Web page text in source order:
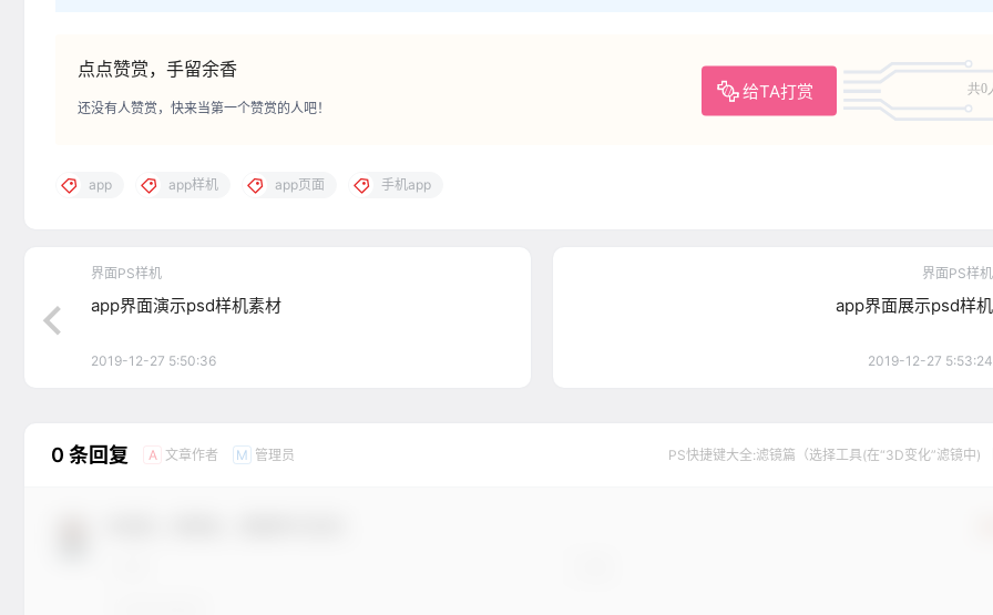
点点赞赏，手留余香
给TA打赏 共0
还没有人赞赏，快来当第一个赞赏的人吧！
app app样机 app页面 手机app
界面PS样机
app界面演示psd样机素材
2019-12-27 5:50:36
界面PS样机
app界面展示psd样机
2019-12-27 5:53:24
0 条回复 A 文章作者 M 管理员 PS快捷键大全:滤镜篇（选择工具(在“3D变化”滤镜中)